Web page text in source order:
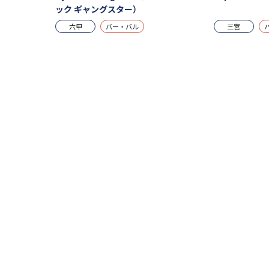
ック ギャングスター）
六甲 バー・バル 三宮